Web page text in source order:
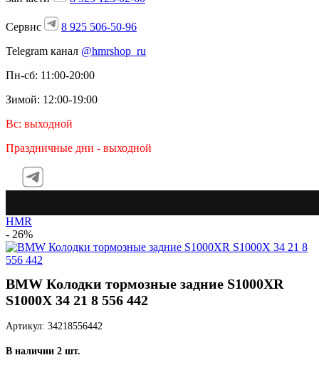
Сервис
8 925 506-50-96
Telegram канал @hmrshop_ru
Пн-сб: 11:00-20:00
Зимой: 12:00-19:00
Вс: выходной
Праздничные дни - выходной
HMR
- 26%
BMW Колодки тормозные задние S1000XR
S1000X 34 21 8 556 442
Артикул: 34218556442
В наличии 2 шт.